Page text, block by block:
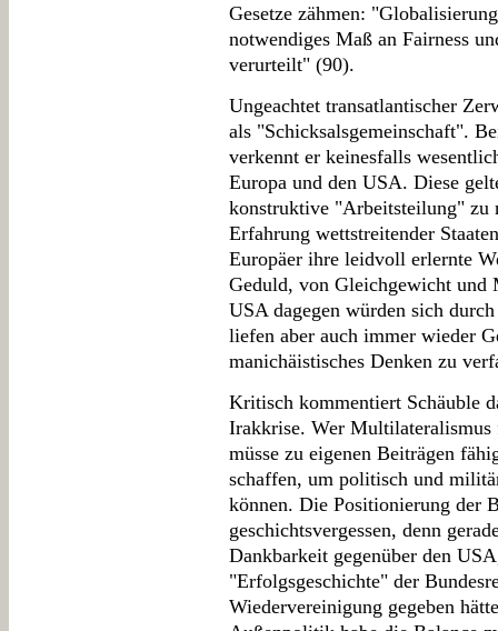
Gesetze zähmen:
notwendiges Maß an Fairness
verurteilt" (90).
Ungeachtet transatlantischer
als "Schicksalsgemeinschaft".
verkennt er keinesfalls
Europa und den USA. Diese
konstruktive "Arbeitsteilung" zu
Erfahrung wettstreitender
Europäer ihre leidvoll erlernte
Geduld, von Gleichgewicht und
USA dagegen würden sich
liefen aber auch immer wieder
manichäistisches Denken zu
Kritisch kommentiert Schäuble
Irakkrise. Wer
müsse zu eigenen Beiträgen
schaffen, um politisch und
können. Die Positionierung der
geschichtsvergessen, denn
Dankbarkeit gegenüber den
"Erfolgsgeschichte" der
Wiedervereinigung gegeben